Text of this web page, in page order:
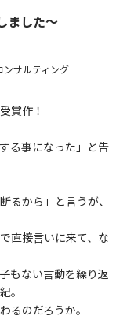
ました～
ンサルティング
賞作！
る事になった」と告
るから」と言うが、
直接言いに来て、な
もない言動を繰り返
。
るのだろうか。